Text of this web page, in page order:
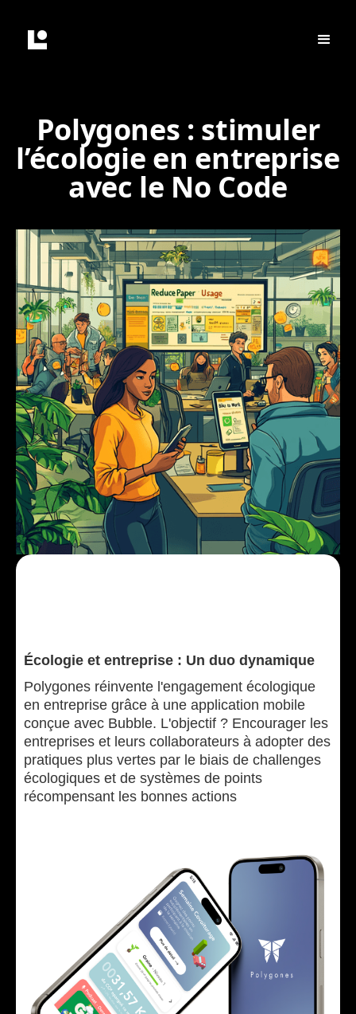
Polygones : stimuler
l’écologie en entreprise
avec le No Code
Écologie et entreprise : Un duo dynamique
Polygones réinvente l'engagement écologique
en entreprise grâce à une application mobile
conçue avec Bubble. L'objectif ? Encourager les
entreprises et leurs collaborateurs à adopter des
pratiques plus vertes par le biais de challenges
écologiques et de systèmes de points
récompensant les bonnes actions